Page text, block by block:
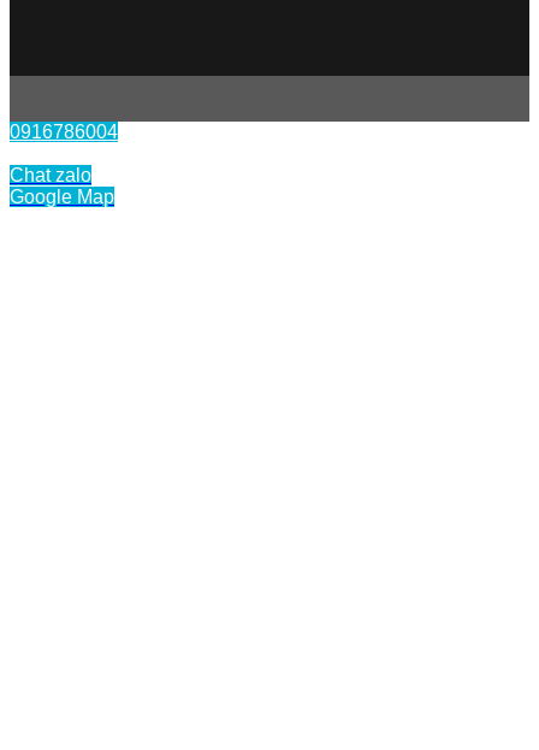
0916786004
Chat zalo
Google Map